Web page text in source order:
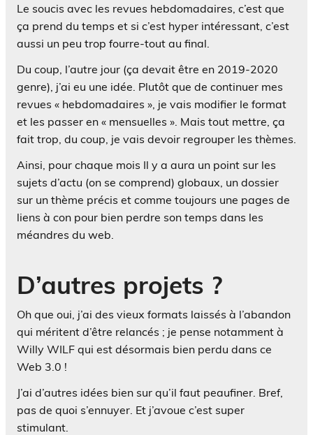
Le soucis avec les revues hebdomadaires, c’est que
ça prend du temps et si c’est hyper intéressant, c’est
aussi un peu trop fourre-tout au final.
Du coup, l’autre jour (ça devait être en 2019-2020
genre), j’ai eu une idée. Plutôt que de continuer mes
revues « hebdomadaires », je vais modifier le format
et les passer en « mensuelles ». Mais tout mettre, ça
fait trop, du coup, je vais devoir regrouper les thèmes.
Ainsi, pour chaque mois Il y a aura un point sur les
sujets d’actu (on se comprend) globaux, un dossier
sur un thème précis et comme toujours une pages de
liens à con pour bien perdre son temps dans les
méandres du web.
D’autres projets ?
Oh que oui, j’ai des vieux formats laissés à l’abandon
qui méritent d’être relancés ; je pense notamment à
Willy WILF qui est désormais bien perdu dans ce
Web 3.0 !
J’ai d’autres idées bien sur qu’il faut peaufiner. Bref,
pas de quoi s’ennuyer. Et j’avoue c’est super
stimulant.